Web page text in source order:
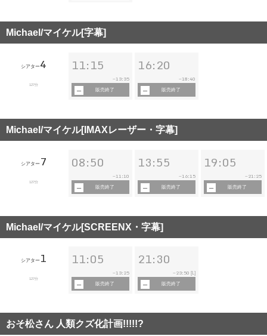
Michael/マイケル[字幕]
シアター4
127分
11:15
~13:35
販売終了
16:20
~18:40
販売終了
Michael/マイケル[IMAXレーザー・字幕]
シアター 7
127分
08:50
~ 11:10
販売終了
13:55
~ 16:15
販売終了
19:05
~ 21:25
販売終了
Michael/マイケル[SCREENX・字幕]
シアター 1
127分
11:05
~13:25
販売終了
21:30
~ 23:50 [L]
販売終了
おそ松さん 人類クズ化計画!!!!!?